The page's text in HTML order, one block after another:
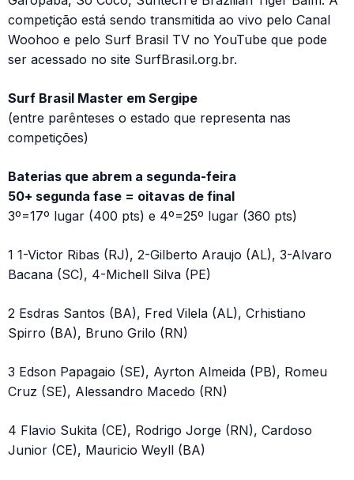
competição está sendo transmitida ao vivo pelo Canal
Woohoo e pelo Surf Brasil TV no YouTube que pode
ser acessado no site SurfBrasil.org.br.
Surf Brasil Master em Sergipe
(entre parênteses o estado que representa nas
competições)
Baterias que abrem a segunda-feira
50+ segunda fase = oitavas de final
3º=17º lugar (400 pts) e 4º=25º lugar (360 pts)
1 1-Victor Ribas (RJ), 2-Gilberto Araujo (AL), 3-Alvaro
Bacana (SC), 4-Michell Silva (PE)
2 Esdras Santos (BA), Fred Vilela (AL), Crhistiano
Spirro (BA), Bruno Grilo (RN)
3 Edson Papagaio (SE), Ayrton Almeida (PB), Romeu
Cruz (SE), Alessandro Macedo (RN)
4 Flavio Sukita (CE), Rodrigo Jorge (RN), Cardoso
Junior (CE), Mauricio Weyll (BA)